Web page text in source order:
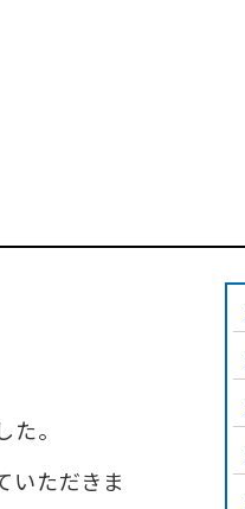
。
いただきま